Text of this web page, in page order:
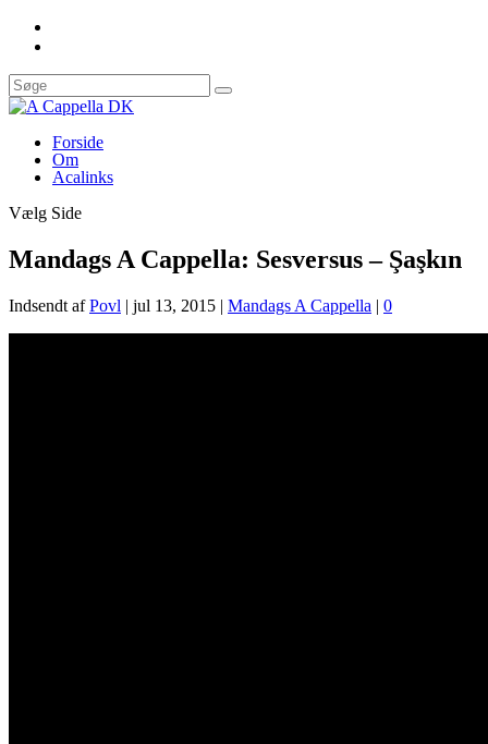
Forside
Om
Acalinks
Vælg Side
Mandags A Cappella: Sesversus – Şaşkın
Indsendt afPovl | jul 13, 2015 | Mandags A Cappella | 0